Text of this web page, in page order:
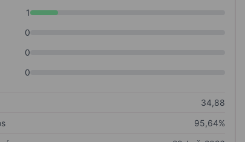
1
0
0
0
34,88
95,64%